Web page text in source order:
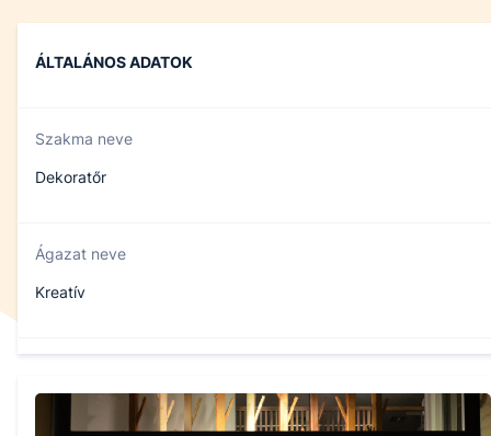
ÁLTALÁNOS ADATOK
Szakma neve
Dekoratőr
Ágazat neve
Kreatív